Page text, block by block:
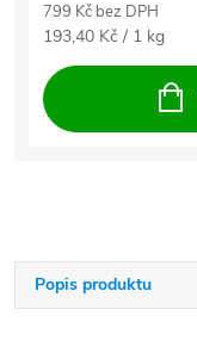
799 Kč bez DPH
Měrná cena:
193,40 Kč / 1 kg
Popis produktu